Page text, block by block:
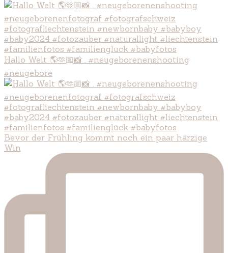
Hallo Welt 🌎🫶🏼📸 . #neugeborenenshooting
#neugebore
Bevor der Frühling kommt noch ein paar härzige
Win